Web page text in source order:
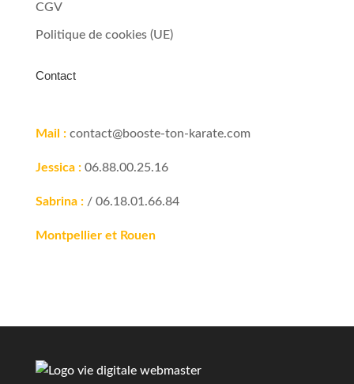
CGV
Politique de cookies (UE)
Contact
Mail :contact@booste-ton-karate.com
Jessica : 06.88.00.25.16
Sabrina : / 06.18.01.66.84
Montpellier et Rouen